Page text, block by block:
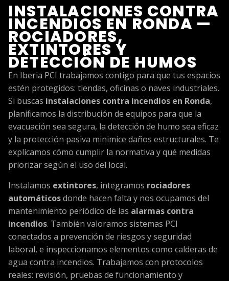
INSTALACIONES CONTRA
INCENDIOS EN RONDA —
ROCIADORES,
EXTINTORES Y
DETECCIÓN DE HUMOS
En Iberia PCI trabajamos contigo para que tus espacios
estén protegidos: tiendas, oficinas o naves industriales.
Si buscas instalaciones contra incendios en Ronda,
planificamos la distribución de equipos para que la
evacuación sea segura, la detección de humo sea eficaz
y la protección pasiva minimice daños estructurales. Te
explicamos cómo cumplir la normativa y qué medidas
priorizar según el uso del local.
Instalamos extintores, integramos rociadores
automáticosdonde hacen falta y nos ocupamos del
mantenimiento periódico de las alarmas contra
incendios. También valoramos sistemas PCI
conectados a prevención de riesgos y seguridad
laboral, e inspeccionamos elementos como calderas de
agua contra incendios. Trabajamos con protocolos
reales: revisión, pruebas de funcionamiento y